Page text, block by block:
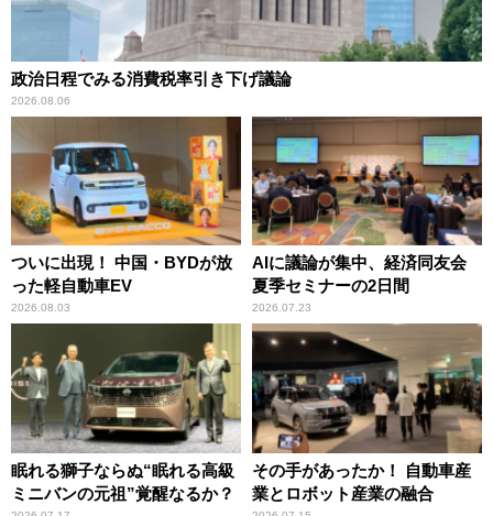
政治日程でみる消費税率引き下げ議論
2026.08.06
ついに出現！ 中国・BYDが放
った軽自動車EV
2026.08.03
AIに議論が集中、経済同友会
夏季セミナーの2日間
2026.07.23
眠れる獅子ならぬ“眠れる高級
ミニバンの元祖”覚醒なるか？
その手があったか！ 自動車産
業とロボット産業の融合